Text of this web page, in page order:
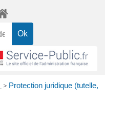
> Protection juridique (tutelle,